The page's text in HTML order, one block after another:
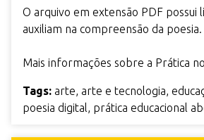
O arquivo em extensão PDF possui
auxiliam na compreensão da poesia.
Mais informações sobre a Prática
Tags: arte arte e tecnologia
poesia digital
prática educacional